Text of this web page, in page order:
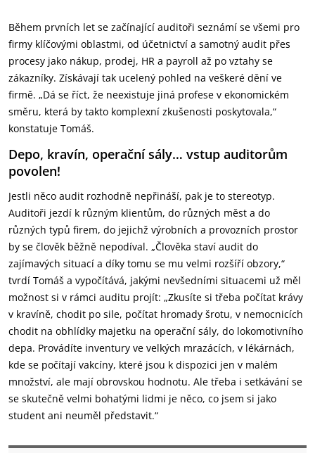
Během prvních let se začínající auditoři seznámí se všemi pro
firmy klíčovými oblastmi, od účetnictví a samotný audit přes
procesy jako nákup, prodej, HR a payroll až po vztahy se
zákazníky. Získávají tak ucelený pohled na veškeré dění ve
firmě. „Dá se říct, že neexistuje jiná profese v ekonomickém
směru, která by takto komplexní zkušenosti poskytovala,“
konstatuje Tomáš.
Depo, kravín, operační sály… vstup auditorům
povolen!
Jestli něco audit rozhodně nepřináší, pak je to stereotyp.
Auditoři jezdí k různým klientům, do různých měst a do
různých typů firem, do jejichž výrobních a provozních prostor
by se člověk běžně nepodíval. „Člověka staví audit do
zajímavých situací a díky tomu se mu velmi rozšíří obzory,“
tvrdí Tomáš a vypočítává, jakými nevšedními situacemi už měl
možnost si v rámci auditu projít: „Zkusíte si třeba počítat krávy
v kravíně, chodit po sile, počítat hromady šrotu, v nemocnicích
chodit na obhlídky majetku na operační sály, do lokomotivního
depa. Provádíte inventury ve velkých mrazácích, v lékárnách,
kde se počítají vakcíny, které jsou k dispozici jen v malém
množství, ale mají obrovskou hodnotu. Ale třeba i setkávání se
se skutečně velmi bohatými lidmi je něco, co jsem si jako
student ani neuměl představit.“